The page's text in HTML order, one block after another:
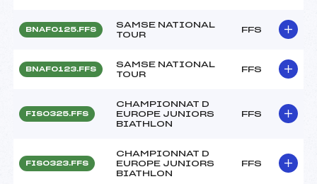
BNAF0125.FFS
SAMSE NATIONAL
TOUR
FFS
BNAF0123.FFS
SAMSE NATIONAL
TOUR
FFS
FIS0325.FFS
CHAMPIONNAT D
EUROPE JUNIORS
BIATHLON
FFS
FIS0323.FFS
CHAMPIONNAT D
EUROPE JUNIORS
BIATHLON
FFS